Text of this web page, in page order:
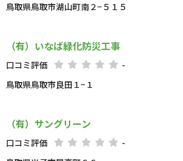
鳥取県鳥取市湖山町南２−５１５
（有）いなば緑化防災工事
口コミ評価
-
鳥取県鳥取市良田１−１
（有）サングリーン
口コミ評価
-